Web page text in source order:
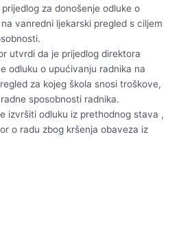
za donošenje odluke o
vanredni ljekarski pregled s ciljem
utvrdi da je prijedlog direktora
odluku o upućivanju radnika na
za kojeg škola snosi troškove,
sposobnosti radnika.
izvršiti odluku iz prethodnog stava ,
o radu zbog kršenja obaveza iz